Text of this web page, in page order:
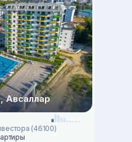
Авсаллар
(46100)